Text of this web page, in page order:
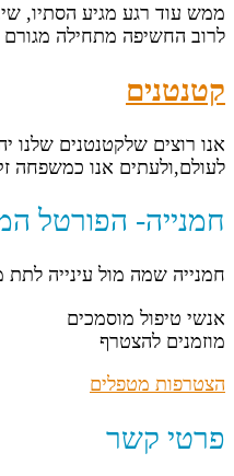
ממש עוד רגע מגיע הסתיו,
לרוב החשיפה מתחילה מגורם
קטנטנים
אנו רוצים שלקטנטנים שלנו
לעולם,ולעתים אנו כמשפחה
חמנייה- הפורטל
חמנייה שמה מול עינייה
אנשי טיפול מוסמכים
מוזמנים להצטרף
הצטרפות מטפלים
פרטי קשר